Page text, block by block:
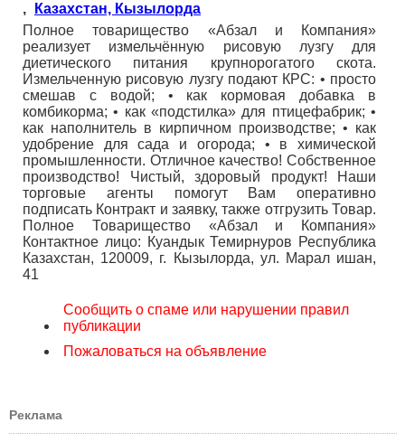
,
Казахстан, Кызылорда
Полное товарищество «Абзал и Компания»
реализует измельчённую рисовую лузгу для
диетического питания крупнорогатого скота.
Измельченную рисовую лузгу подают КРС: • просто
смешав с водой; • как кормовая добавка в
комбикорма; • как «подстилка» для птицефабрик; •
как наполнитель в кирпичном производстве; • как
удобрение для сада и огорода; • в химической
промышленности. Отличное качество! Собственное
производство! Чистый, здоровый продукт! Наши
торговые агенты помогут Вам оперативно
подписать Контракт и заявку, также отгрузить Товар.
Полное Товарищество «Абзал и Компания»
Контактное лицо: Куандык Темирнуров Республика
Казахстан, 120009, г. Кызылорда, ул. Марал ишан,
41
Сообщить о спаме или нарушении правил
публикации
Пожаловаться на объявление
Реклама